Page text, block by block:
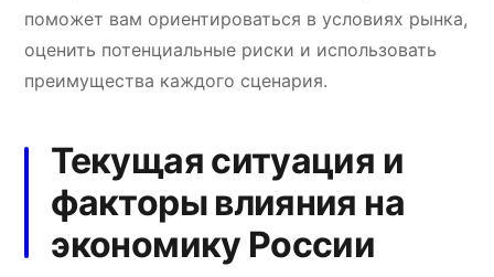
поможет вам ориентироваться в условиях рынка,
оценить потенциальные риски и использовать
преимущества каждого сценария.
Текущая ситуация и
факторы влияния на
экономику России